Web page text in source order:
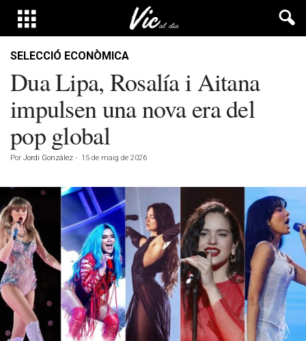
SELECCIÓ ECONÒMICA
Dua Lipa, Rosalía i Aitana
impulsen una nova era del
pop global
Por Jordi González - 15 de maig de 2026